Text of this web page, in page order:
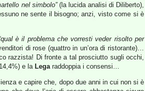
nel simbolo”(la lucida analisi di Diliberto),
ne sente il bisogno; anzi, visto come si è
è il problema che vorresti veder risolto per
di rose (quattro in un’ora di ristorante)…
razzista! Di fronte a tal prosciutto sugli occhi,
e la Legaraddoppia i consensi…
e capire che, dopo due anni in cui non si è